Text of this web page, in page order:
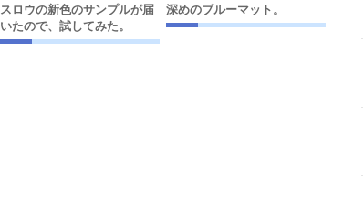
スロウの新色のサンプルが届
いたので、試してみた。
深めのブルーマット。